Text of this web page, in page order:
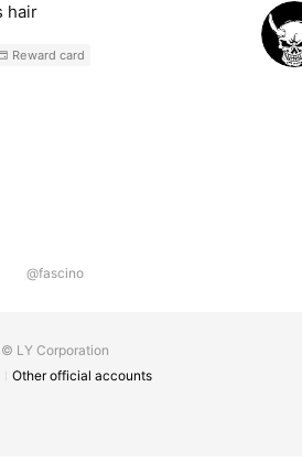
を考慮し優遇、交通費支給（規定
あり（職種による）
サイト（URL：
hair
Reward card
@fascino
© LY Corporation
Other official accounts